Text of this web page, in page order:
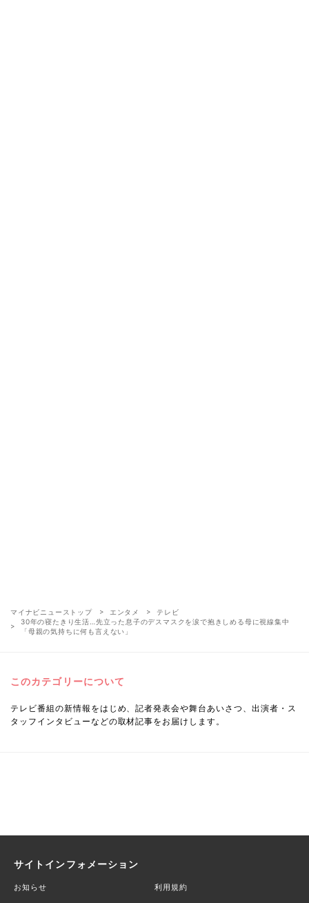
マイナビニューストップ エンタメ
テレビ
30年の寝たきり生活…先立った息子のデスマスクを涙で抱きしめる母に視線集中
「母親の気持ちに何も言えない」
このカテゴリーについて
テレビ番組の新情報をはじめ、記者発表会や舞台あいさつ、出演者・ス
タッフインタビューなどの取材記事をお届けします。
サイトインフォメーション
お知らせ 利用規約